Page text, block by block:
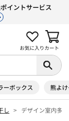
イントサービス
お気に入り カート
ーボックス 熊よ
し デザイン室内多